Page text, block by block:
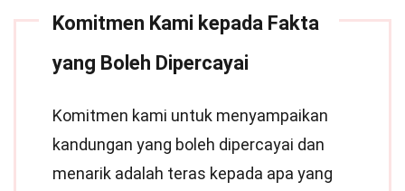
Komitmen Kami kepada Fakta
yang Boleh Dipercayai
Komitmen kami untuk menyampaikan
kandungan yang boleh dipercayai dan
menarik adalah teras kepada apa yang